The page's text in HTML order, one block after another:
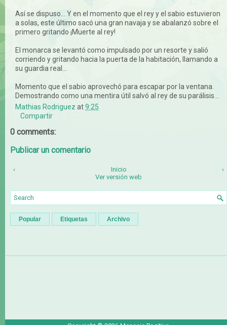
Así se dispuso… Y en el momento que el rey y el sabio estuvieron
a solas, este último sacó una gran navaja y se abalanzó sobre el
primero gritando ¡Muerte al rey!
El monarca se levantó como impulsado por un resorte y salió
corriendo y gritando hacia la puerta de la habitación, llamando a
su guardia real…
Momento que el sabio aprovechó para escapar por la ventana.
Demostrando como una mentira útil salvó al rey de su parálisis…
Mathias Rodriguez at9:25
Compartir
0 comments:
Publicar un comentario
‹ ›
Inicio
Ver versión web
Popular Etiquetas Archivo